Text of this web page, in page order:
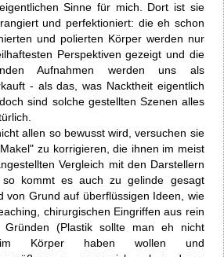
Sinne für mich. Dort ist sie
und perfektioniert: die eh schon
und polierten Körper werden nur
Perspektiven gezeigt und die
Aufnahmen werden uns als
- als das, was Nacktheit eigentlich
sind solche gestellten Szenen alles
allen so bewusst wird, versuchen sie
zu korrigieren, die ihnen im meist
Vergleich mit den Darstellern
so kommt es auch zu gelinde gesagt
von Grund auf überflüssigen Ideen, wie
chirurgischen Eingriffen aus rein
Gründen (Plastik sollte man eh nicht
im Körper haben wollen und